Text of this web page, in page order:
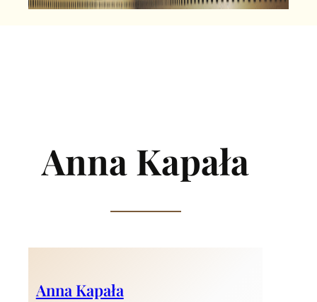
Anna Kapała
Anna Kapała